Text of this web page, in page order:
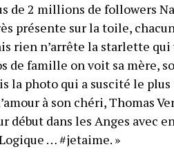
de 2 millions de followers
présente sur la toile,
rien n’arrête la starlette
de famille on voit sa mère,
la photo qui a suscité le plus
à son chéri, Thomas
début dans les Anges avec
… #jetaime. »